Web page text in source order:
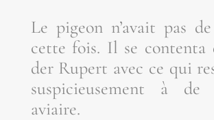
Le pigeon n’a­vait pas de
cette fois. Il se
der Rupert avec ce qui
sus­pi­cieu­se­ment à
aviaire.